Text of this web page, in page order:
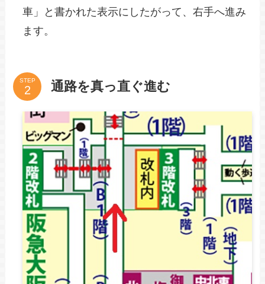
車」と書かれた表示にしたがって、右手へ進み
ます。
STEP 通路を真っ直ぐ進む